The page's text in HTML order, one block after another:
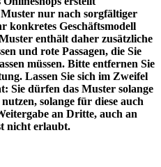
nur nach sorgfältiger
konkretes Geschäftsmodell
enthält daher zusätzliche
und rote Passagen, die Sie
müssen. Bitte entfernen Sie
Lassen Sie sich im Zweifel
Sie dürfen das Muster solange
solange für diese auch
an Dritte, auch an
nicht erlaubt.